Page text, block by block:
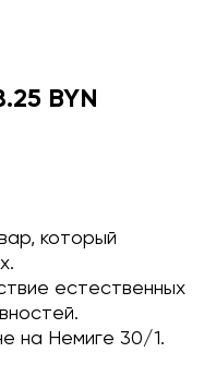
BYN
который
естественных
на Немиге 30/1.